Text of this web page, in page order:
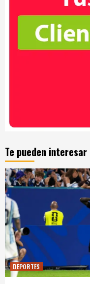
Te pueden interesar
DEPORTES